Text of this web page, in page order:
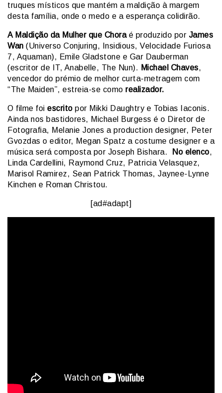
truques místicos que mantém a maldição à margem
desta família, onde o medo e a esperança colidirão.
A Maldição da Mulher que Choraé produzido por James
Wan (Universo Conjuring, Insidious, Velocidade Furiosa
7, Aquaman), Emile Gladstone e Gar Dauberman
(escritor de IT, Anabelle, The Nun). Michael Chaves,
vencedor do prémio de melhor curta-metragem com
“The Maiden”, estreia-se como realizador.
O filme foi escrito por Mikki Daughtry e Tobias Iaconis.
Ainda nos bastidores, Michael Burgess é o Diretor de
Fotografia, Melanie Jones a production designer, Peter
Gvozdas o editor, Megan Spatz a costume designer e a
música será composta por Joseph Bishara.
No elenco,
Linda Cardellini, Raymond Cruz, Patricia Velasquez,
Marisol Ramirez, Sean Patrick Thomas, Jaynee-Lynne
Kinchen e Roman Christou.
[ad#adapt]